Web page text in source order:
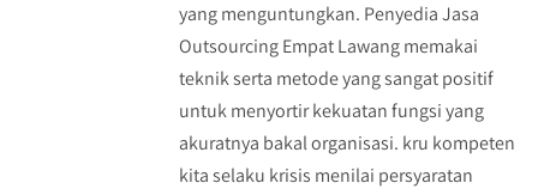
yang menguntungkan. Penyedia Jasa
Outsourcing Empat Lawang memakai
teknik serta metode yang sangat positif
untuk menyortir kekuatan fungsi yang
akuratnya bakal organisasi. kru kompeten
kita selaku krisis menilai persyaratan